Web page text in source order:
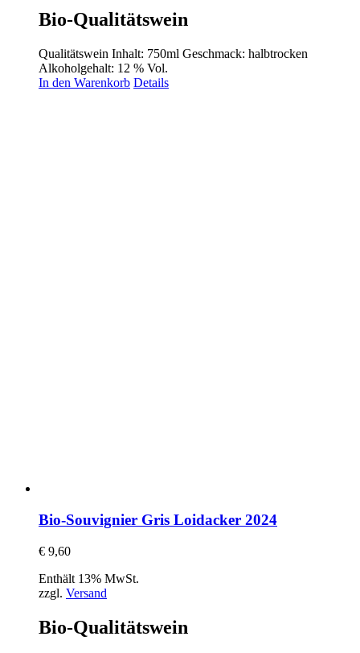
Bio-Qualitätswein
Qualitätswein Inhalt: 750ml Geschmack: halbtrocken
Alkoholgehalt: 12 % Vol.
In den Warenkorb Details
Bio-Souvignier Gris Loidacker 2024
€ 9,60
Enthält 13% MwSt.
zzgl. Versand
Bio-Qualitätswein